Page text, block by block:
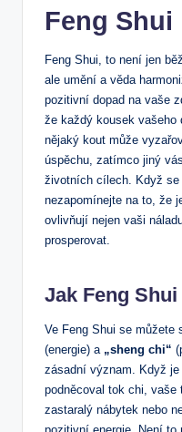
Feng Shui
Feng Shui, to není jen
ale umění a věda
pozitivní dopad na vaše
že každý kousek vašeho
nějaký kout může
úspěchu, zatímco jiný
životních cílech. Když se
nezapomínejte na to, že
ovlivňují nejen vaši
prosperovat.
Jak Feng
Ve Feng Shui se můžete
(energie) a „sheng chi“
zásadní význam. Když
podněcoval tok chi, vaše
zastaralý nábytek nebo